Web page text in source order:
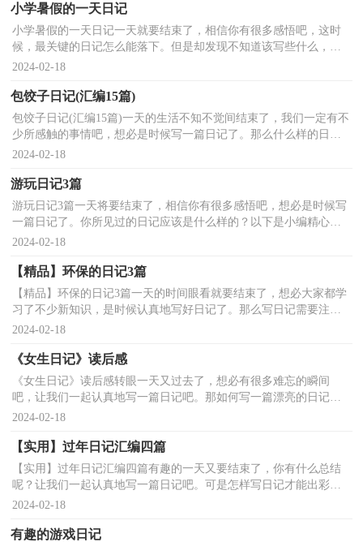
小学暑假的一天日记
小学暑假的一天日记一天就要结束了，相信你有很多感悟吧，这时
候，最关键的日记怎么能落下。但是却发现不知道该写些什么，以
下是小编收集整理的小学暑假的一天日记，仅供参考，欢迎大家...
2024-02-18
包饺子日记(汇编15篇)
包饺子日记(汇编15篇)一天的生活不知不觉间结束了，我们一定有不
少所感触的事情吧，想必是时候写一篇日记了。那么什么样的日记
才合适呢？以下是小编收集整理的包饺子日记，希望对大...
2024-02-18
游玩日记3篇
游玩日记3篇一天将要结束了，相信你有很多感悟吧，想必是时候写
一篇日记了。你所见过的日记应该是什么样的？以下是小编精心整
理的游玩日记3篇，希望对大家有所帮助。游玩日记 篇1看...
2024-02-18
【精品】环保的日记3篇
【精品】环保的日记3篇一天的时间眼看就要结束了，想必大家都学
习了不少新知识，是时候认真地写好日记了。那么写日记需要注意
哪些问题呢？下面是小编收集整理的环保的日记3篇，仅供...
2024-02-18
《女生日记》读后感
《女生日记》读后感转眼一天又过去了，想必有很多难忘的瞬间
吧，让我们一起认真地写一篇日记吧。那如何写一篇漂亮的日记
呢？以下是小编整理的《女生日记》读后感，供大家参考借鉴，希...
2024-02-18
【实用】过年日记汇编四篇
【实用】过年日记汇编四篇有趣的一天又要结束了，你有什么总结
呢？让我们一起认真地写一篇日记吧。可是怎样写日记才能出彩
呢？下面是小编收集整理的过年日记5篇，仅供参考，欢迎大家...
2024-02-18
有趣的游戏日记